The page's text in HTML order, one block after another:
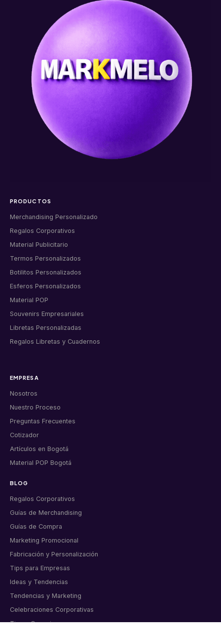
PRODUCTOS
Merchandising Personalizado
Regalos Corporativos
Material Publicitario
Termos Personalizados
Botilitos Personalizados
Esferos Personalizados
Material POP
Souvenirs Empresariales
Libretas Personalizadas
Regalos Libretas y Cuadernos
EMPRESA
Nosotros
Nuestro Proceso
Preguntas Frecuentes
Cotizador
Artículos en Bogotá
Material POP Bogotá
BLOG
Regalos Corporativos
Guías de Merchandising
Guías de Compra
Marketing Promocional
Fabricación y Personalización
Tips para Empresas
Ideas y Tendencias
Tendencias y Marketing
Celebraciones Corporativas
Tips y Consejos